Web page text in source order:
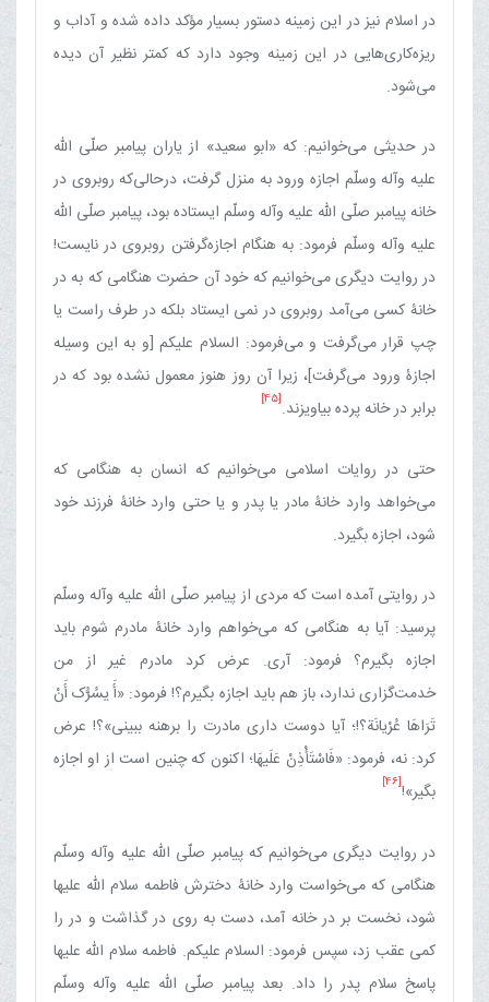
در اسلام نیز در این زمینه دستور بسیار مؤکد داده شده و آداب و
ریزه‌کاری‌هایی در این زمینه وجود دارد که کمتر نظیر آن دیده
می‌شود.
در حدیثی می‌خوانیم: که «ابو سعید» از یاران پیامبر صلّی الله
علیه وآله وسلّم اجازه ورود به منزل گرفت، درحالی‌که روبروی در
خانه پیامبر صلّی الله علیه وآله وسلّم ایستاده بود، پیامبر صلّی الله
علیه وآله وسلّم فرمود: به هنگام اجازه‌گرفتن روبروی در نایست!
در روایت دیگری می‌خوانیم که خود آن حضرت هنگامی که به در
خانۀ کسی می‌آمد روبروی در نمی ایستاد بلکه در طرف راست یا
چپ قرار می‌گرفت و می‌فرمود: السلام علیکم [و به این وسیله
اجازۀ ورود می‌گرفت]، زیرا آن روز هنوز معمول نشده بود که در
برابر در خانه پرده بیاویزند.[45]
حتی در روایات اسلامی می‌خوانیم که انسان به هنگامی که
می‌خواهد وارد خانۀ مادر یا پدر و یا حتی وارد خانۀ فرزند خود
شود، اجازه بگیرد.
در روایتی آمده است که مردی از پیامبر صلّی الله علیه وآله وسلّم
پرسید: آیا به هنگامی که می‌خواهم وارد خانۀ مادرم شوم باید
اجازه بگیرم؟ فرمود: آری. عرض کرد مادرم غیر از من
خدمت‌گزاری ندارد، باز هم باید اجازه بگیرم؟! فرمود: «أَ یسُرُّک أَنْ
تَرَاهَا عُرْیانَة؟!؛ آیا دوست داری مادرت را برهنه ببینی»؟! عرض
کرد: نه، فرمود: «فَاسْتَأْذِنْ‏ عَلَیهَا؛ اکنون که چنین است از او اجازه
بگیر»![46]
در روایت دیگری می‌خوانیم که پیامبر صلّی الله علیه وآله وسلّم
هنگامی که می‌خواست وارد خانۀ دخترش فاطمه سلام الله علیها
شود، نخست بر در خانه آمد، دست به روی در گذاشت و در را
کمی عقب زد، سپس فرمود: السلام علیکم. فاطمه سلام الله علیها
پاسخ سلام پدر را داد. بعد پیامبر صلّی الله علیه وآله وسلّم